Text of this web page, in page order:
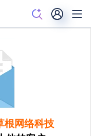
根网络科技